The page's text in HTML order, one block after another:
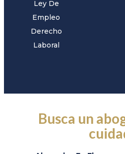
Ley De
Empleo
Derecho
Laboral
Busca un